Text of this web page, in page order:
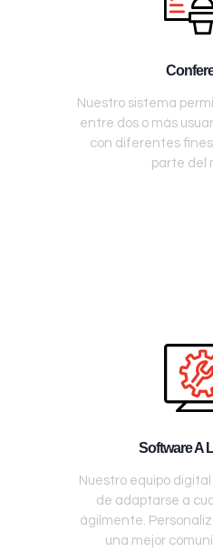
Nuestro sistema
entre dos o más
con diferentes
parte del
Software A
Nuestro equipo
de adaptarse a
ágilmente.
una mejor